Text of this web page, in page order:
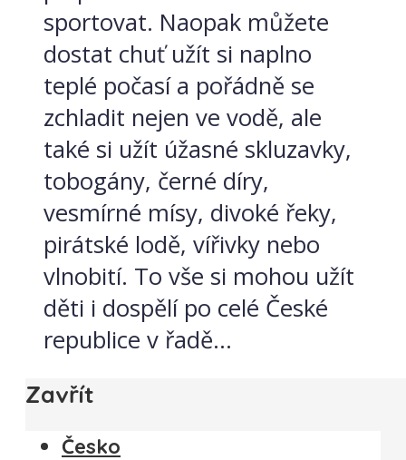
sportovat. Naopak můžete
dostat chuť užít si naplno
teplé počasí a pořádně se
zchladit nejen ve vodě, ale
také si užít úžasné skluzavky,
tobogány, černé díry,
vesmírné mísy, divoké řeky,
pirátské lodě, vířivky nebo
vlnobití. To vše si mohou užít
děti i dospělí po celé České
republice v řadě...
Zavřít
Česko